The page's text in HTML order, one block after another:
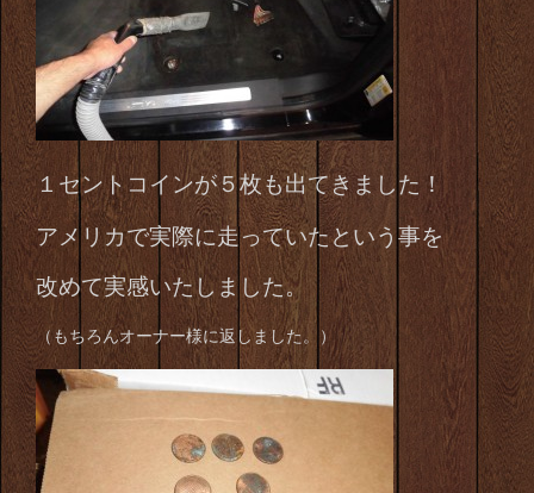
１セントコインが５枚も出てきました！
アメリカで実際に走っていたという事を
改めて実感いたしました。
（もちろんオーナー様に返しました。）